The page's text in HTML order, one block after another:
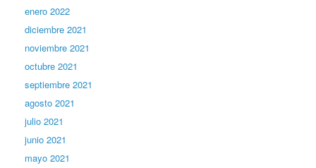
enero 2022
diciembre 2021
noviembre 2021
octubre 2021
septiembre 2021
agosto 2021
julio 2021
junio 2021
mayo 2021